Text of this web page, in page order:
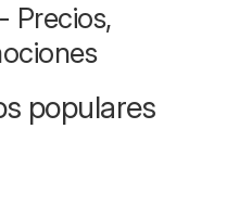
Precios,
populares